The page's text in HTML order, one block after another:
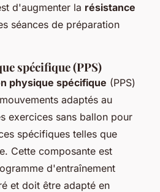
d'augmenter la résistance
séances de préparation
spécifique (PPS)
physique spécifique (PPS)
adaptés au
exercices sans ballon pour
spécifiques telles que
Cette composante est
d'entraînement
et doit être adapté en